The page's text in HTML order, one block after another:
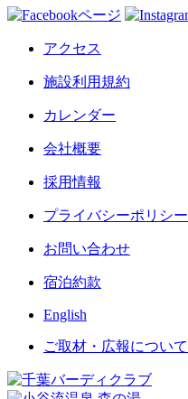
アクセス
施設利用規約
カレンダー
会社概要
採用情報
プライバシーポリシー
お問い合わせ
宿泊約款
English
ご取材・広報について